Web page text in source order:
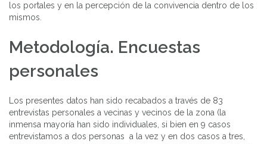
los portales y en la percepción de la convivencia dentro de los
mismos.
Metodología. Encuestas
personales
Los presentes datos han sido recabados a través de 83
entrevistas personales a vecinas y vecinos de la zona (la
inmensa mayoría han sido individuales, si bien en 9 casos
entrevistamos a dos personas a la vez y en dos casos a tres,